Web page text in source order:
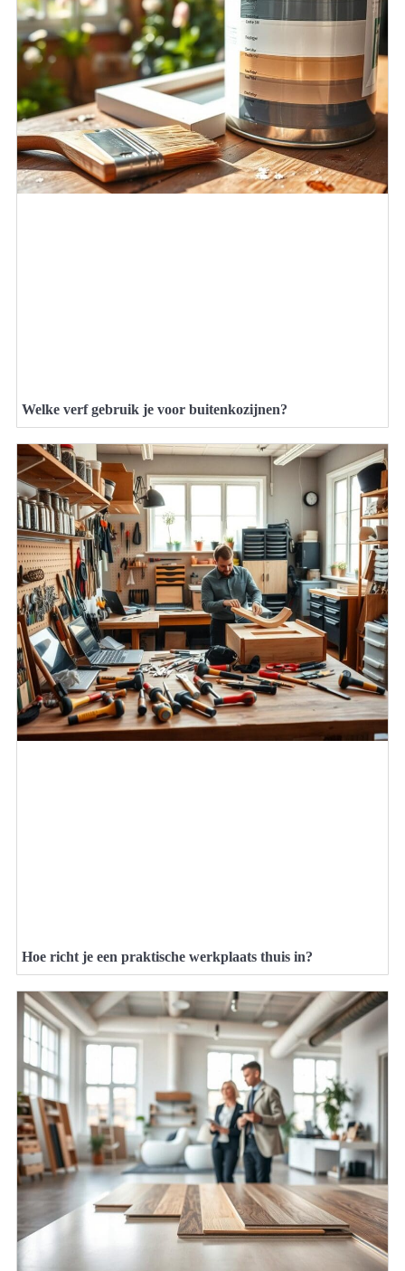
Welke verf gebruik je voor buitenkozijnen?
Hoe richt je een praktische werkplaats thuis in?